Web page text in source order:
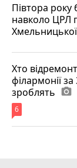
Півтора року
навколо ЦРЛ
Хто
філармонії
зроблять photo_camera
6